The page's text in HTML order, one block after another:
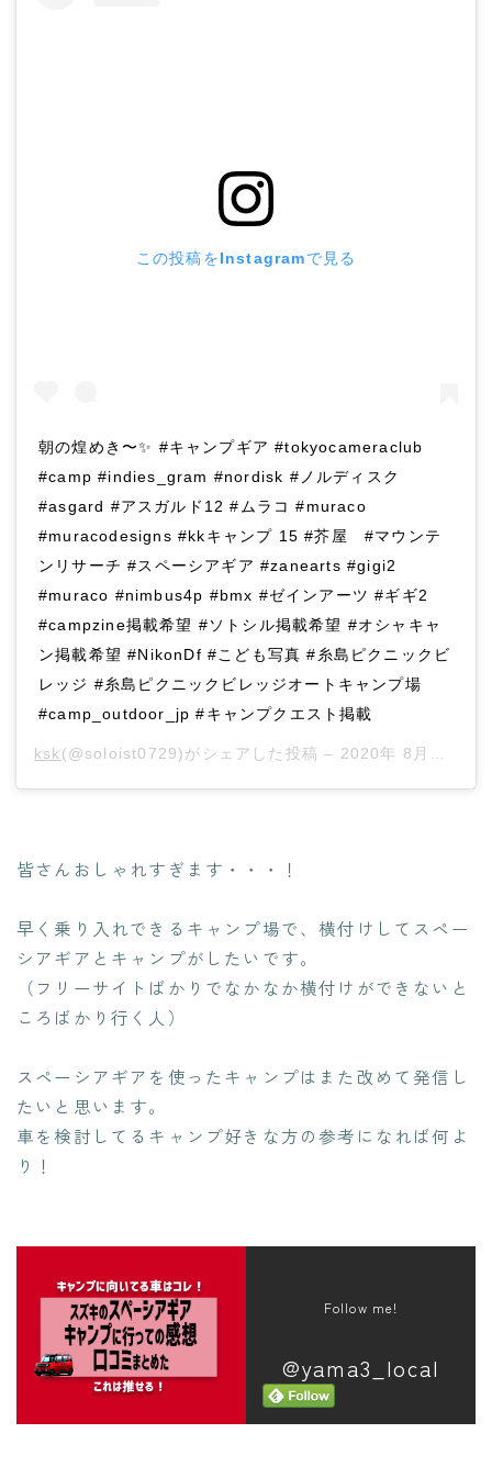
この投稿をInstagramで見る
朝の煌めき〜✨ #キャンプギア #tokyocameraclub
#camp #indies_gram #nordisk #ノルディスク
#asgard #アスガルド12 #ムラコ #muraco
#muracodesigns #kkキャンプ 15 #芥屋 #マウンテ
ンリサーチ #スペーシアギア #zanearts #gigi2
#muraco #nimbus4p #bmx #ゼインアーツ #ギギ2
#campzine掲載希望 #ソトシル掲載希望 #オシャキャ
ン掲載希望 #NikonDf #こども写真 #糸島ピクニックビ
レッジ #糸島ピクニックビレッジオートキャンプ場
#camp_outdoor_jp #キャンプクエスト掲載
ksk (@soloist0729)がシェアした投稿 – 2020年 8月月4日午前5時50分PDT
皆さんおしゃれすぎます・・・！
早く乗り入れできるキャンプ場で、横付けしてスペー
シアギアとキャンプがしたいです。
（フリーサイトばかりでなかなか横付けができないと
ころばかり行く人）
スペーシアギアを使ったキャンプはまた改めて発信し
たいと思います。
車を検討してるキャンプ好きな方の参考になれば何よ
り！
Follow me!
@yama3_local